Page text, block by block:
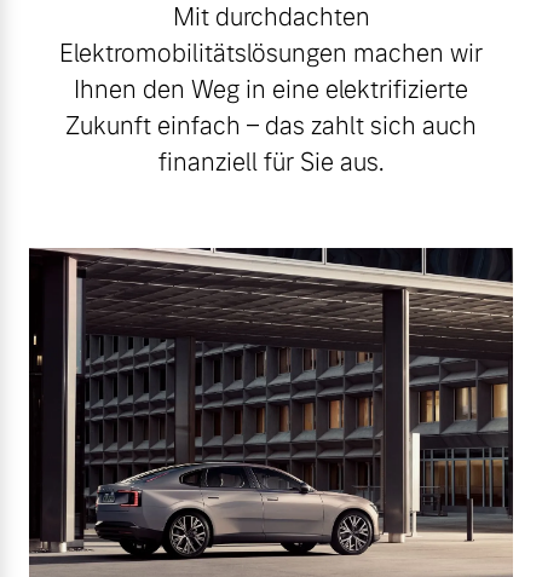
Mit durchdachten
Elektromobilitätslösungen machen wir
Ihnen den Weg in eine elektrifizierte
Zukunft einfach – das zahlt sich auch
finanziell für Sie aus.